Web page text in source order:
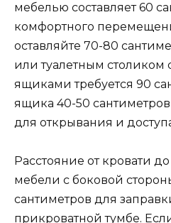
мебелью составляет 60
комфортного
оставляйте 70-80
или туалетным
ящиками требуется 90
ящика 40-50
для открывания и
Расстояние от кровати
мебели с боковой
сантиметров для
прикроватной тумбе.